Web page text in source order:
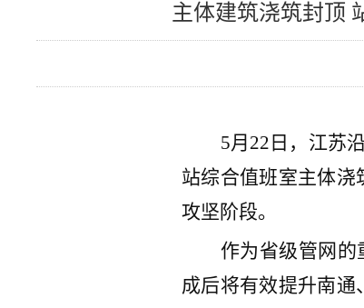
主体建筑浇筑封顶
5月 22 日，江苏
站综合值班室主体浇
攻坚阶段。
作为省级管网的
成后将有效提升南通